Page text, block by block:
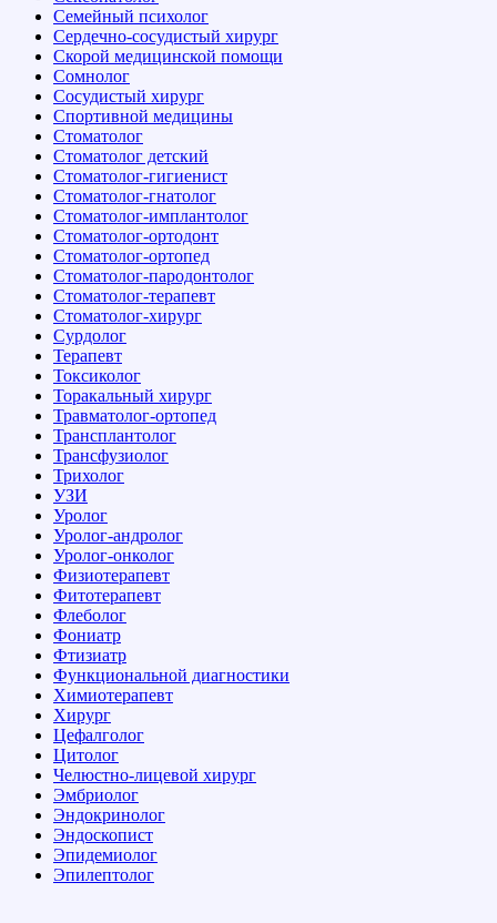
Семейный психолог
Сердечно-сосудистый хирург
Скорой медицинской помощи
Сомнолог
Сосудистый хирург
Спортивной медицины
Стоматолог
Стоматолог детский
Стоматолог-гигиенист
Стоматолог-гнатолог
Стоматолог-имплантолог
Стоматолог-ортодонт
Стоматолог-ортопед
Стоматолог-пародонтолог
Стоматолог-терапевт
Стоматолог-хирург
Сурдолог
Терапевт
Токсиколог
Торакальный хирург
Травматолог-ортопед
Трансплантолог
Трансфузиолог
Трихолог
УЗИ
Уролог
Уролог-андролог
Уролог-онколог
Физиотерапевт
Фитотерапевт
Флеболог
Фониатр
Фтизиатр
Функциональной диагностики
Химиотерапевт
Хирург
Цефалголог
Цитолог
Челюстно-лицевой хирург
Эмбриолог
Эндокринолог
Эндоскопист
Эпидемиолог
Эпилептолог